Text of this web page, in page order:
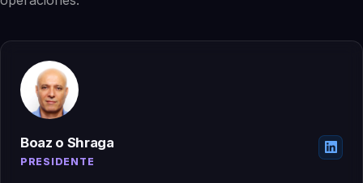
Boaz o Shraga
PRESIDENTE